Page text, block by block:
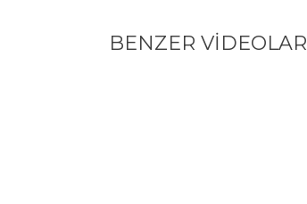
BENZER VİDEOLAR